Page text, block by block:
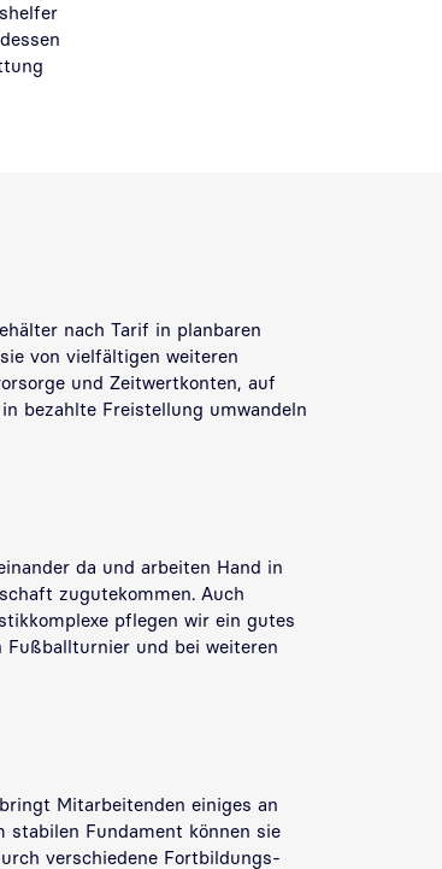
nach Tarif in planbaren
von vielfältigen weiteren
und Zeitwertkonten, auf
bezahlte Freistellung umwandeln
da und arbeiten Hand in
zugutekommen. Auch
pflegen wir ein gutes
Fußballturnier und bei weiteren
Mitarbeitenden einiges an
Fundament können sie
verschiedene Fortbildungs-